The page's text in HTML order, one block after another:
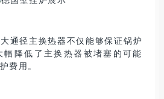
通径主换热器不仅能够保证锅炉
幅降低了主换热器被堵塞的可能
费用。